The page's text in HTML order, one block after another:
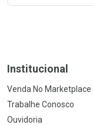
Institucional
Venda No Marketplace
Trabalhe Conosco
Ouvidoria